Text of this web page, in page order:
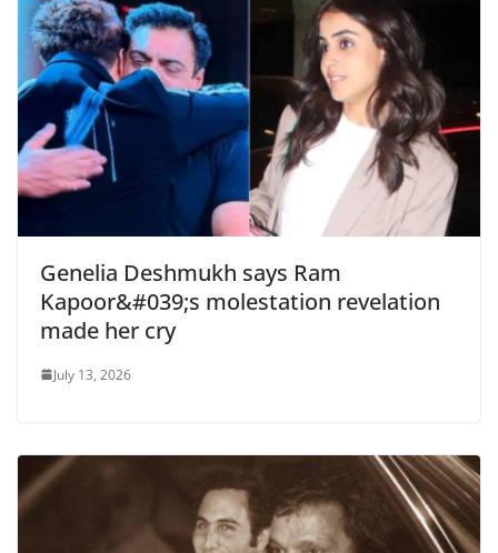
Genelia Deshmukh says Ram
Kapoor&#039;s molestation revelation
made her cry
July 13, 2026